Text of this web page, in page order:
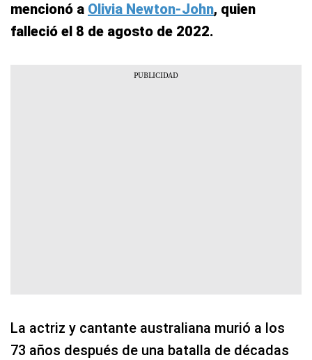
mencionó a Olivia Newton-John, quien
falleció el 8 de agosto de 2022.
La actriz y cantante australiana murió a los
73 años después de una batalla de décadas